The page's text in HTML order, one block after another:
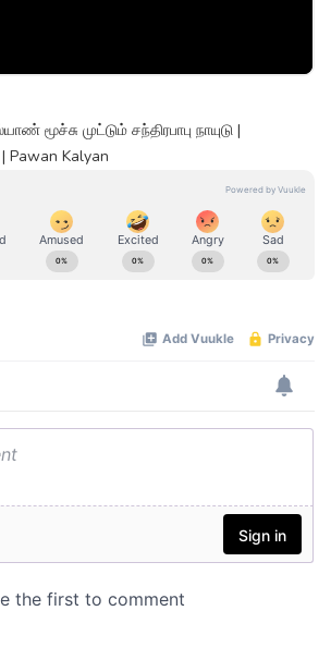
மூச்சு முட்டும் சந்திரபாபு நாயுடு |
Pawan Kalyan